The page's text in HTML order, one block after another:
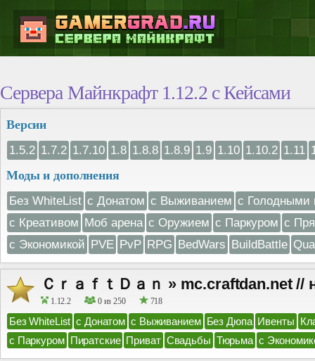
Сервера Майнкрафт 1.12.2 с Кейсами
Версии
1.5.2 1.7.2 1.7.10 1.8 1.8.8 1.8.9 1.9 1.10 1.10.2 1.11
Моды и дополнения
Без WhiteList с Донатом с Выживанием с Голодными
с Креативом Моб арена с Оружием с Паркуром с
с Экономикой PVE PvP RPG BedWars BuildBattle
ＣｒａｆｔＤａｎ » mc.craftdan.net //
1.12.2 0 из 250 718
Без WhiteList с Донатом с Выживанием Без Дюпа Ивенты
с Паркуром Пиратские Приват Свадьбы Тюрьма с